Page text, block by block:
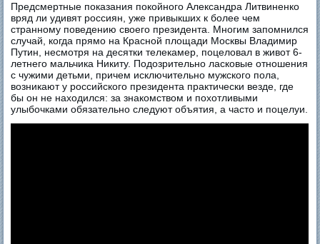
Предсмертные показания покойного Александра Литвиненко
вряд ли удивят россиян, уже привыкших к более чем
странному поведению своего президента. Многим запомнился
случай, когда прямо на Красной площади Москвы Владимир
Путин, несмотря на десятки телекамер, поцеловал в живот 6-
летнего мальчика Никиту. Подозрительно ласковые отношения
с чужими детьми, причем исключительно мужского пола,
возникают у российского президента практически везде, где
бы он не находился: за знакомством и похотливыми
улыбочками обязательно следуют объятия, а часто и поцелуи.